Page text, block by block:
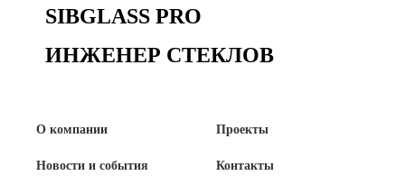
SIBGLASS PRO
ИНЖЕНЕР СТЕКЛОВ
О компании
Новости и события
Проекты
Контакты